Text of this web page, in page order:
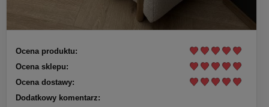
Ocena produktu:
Ocena sklepu:
Ocena dostawy:
Dodatkowy komentarz: